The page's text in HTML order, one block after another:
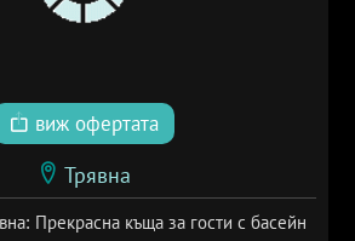
виж офертата
Трявна
Прекрасна къща за гости с басейн